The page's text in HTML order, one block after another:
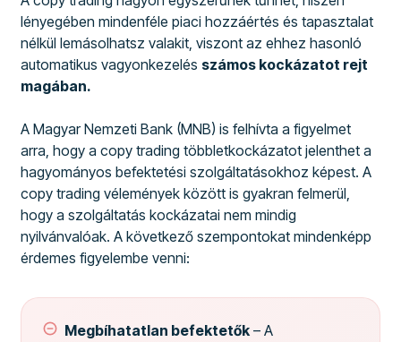
lényegében mindenféle piaci hozzáértés és tapasztalat
nélkül lemásolhatsz valakit, viszont az ehhez hasonló
automatikus vagyonkezelés számos kockázatot rejt
magában.
A Magyar Nemzeti Bank (MNB) is felhívta a figyelmet
arra, hogy a copy trading többletkockázatot jelenthet a
hagyományos befektetési szolgáltatásokhoz képest. A
copy trading vélemények között is gyakran felmerül,
hogy a szolgáltatás kockázatai nem mindig
nyilvánvalóak. A következő szempontokat mindenképp
érdemes figyelembe venni:
Megbíhatatlan befektetők – A